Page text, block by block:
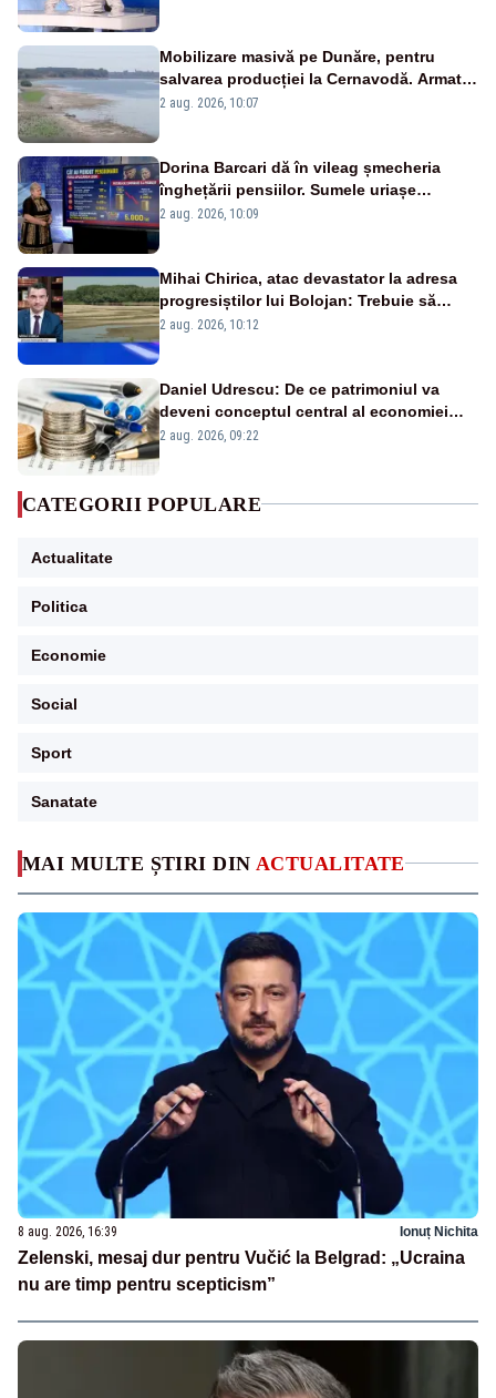
MAI MULTE ȘTIRI DIN ACTUALITATE
8 aug. 2026, 16:39 Ionuț Nichita
Zelenski, mesaj dur pentru Vučić la Belgrad: „Ucraina
nu are timp pentru scepticism”
Mobilizare masivă pe Dunăre, pentru
salvarea producției la Cernavodă. Armata
va detona o stâncă și va devia apa
2 aug. 2026, 10:07
Dorina Barcari dă în vileag șmecheria
înghețării pensiilor. Sumele uriașe
pierdute de fiecare român
2 aug. 2026, 10:09
Mihai Chirica, atac devastator la adresa
progresiștilor lui Bolojan: Trebuie să
protejăm și natura, dar nu șținem omaneii
2 aug. 2026, 10:12
Daniel Udrescu: De ce patrimoniul va
deveni conceptul central al economiei
viitoare?
2 aug. 2026, 09:22
CATEGORII POPULARE
Actualitate
Politica
Economie
Social
Sport
Sanatate